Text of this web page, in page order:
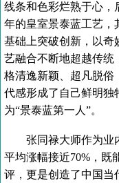
线条和色彩烂熟于心，
年的皇室景泰蓝工艺，
基础上突破创新，以奇
艺融合不断地超越传统
格清逸新颖、超凡脱俗
代感形成了自己鲜明独
为“景泰蓝第一人”。
张同禄大师作为业内
平均涨幅接近70%，既
评，更是创造了中国当